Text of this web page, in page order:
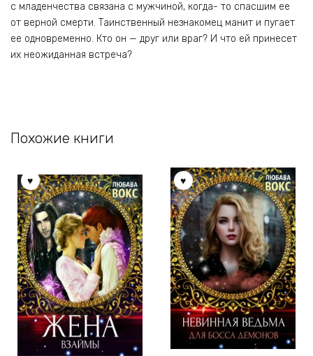
с младенчества связана с мужчиной, когда- то спасшим ее
от верной смерти. Таинственный незнакомец манит и пугает
ее одновременно. Кто он — друг или враг? И что ей принесет
их неожиданная встреча?
Похожие книги